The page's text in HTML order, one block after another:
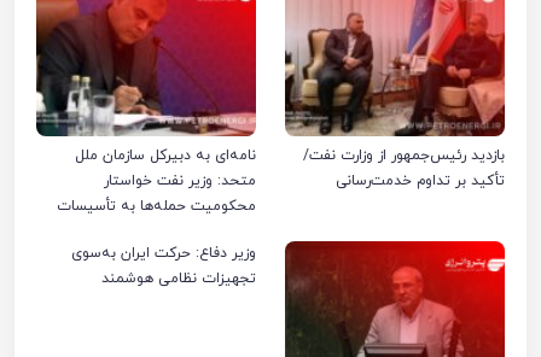
بازدید رئیس‌جمهور از وزارت نفت/
تأکید بر تداوم خدمت‌رسانی
نامه‌ای به دبیرکل سازمان ملل
متحد: وزیر نفت خواستار
محکومیت حمله‌ها به تأسیسات
وزیر دفاع: حرکت ایران به‌سوی
تجهیزات نظامی هوشمند